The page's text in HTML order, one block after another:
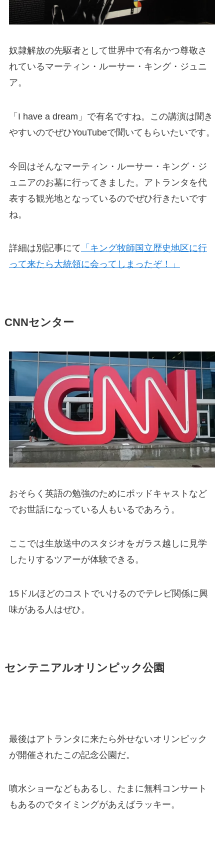
奴隷解放の先駆者として世界中で有名かつ尊敬さ
れているマーティン・ルーサー・キング・ジュニ
ア。
「I have a dream」で有名ですね。この講演は聞き
やすいのでぜひYouTubeで聞いてもらいたいです。
今回はそんなマーティン・ルーサー・キング・ジ
ュニアのお墓に行ってきました。アトランタを代
表する観光地となっているのでぜひ行きたいです
ね。
詳細は別記事にて 「キング牧師国立歴史地区に行
って来たら大統領に会ってしまったぞ！」
CNNセンター
おそらく英語の勉強のためにポッドキャストなど
でお世話になっている人もいるであろう。
ここでは生放送中のスタジオをガラス越しに見学
したりするツアーが体験できる。
15ドルほどのコストでいけるのでテレビ関係に興
味がある人はぜひ。
センテニアルオリンピック公園
最後はアトランタに来たら外せないオリンピック
が開催されたこの記念公園だ。
噴水ショーなどもあるし、たまに無料コンサート
もあるのでタイミングがあえばラッキー。